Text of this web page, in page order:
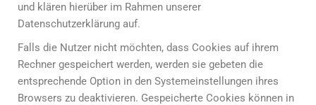
und klären hierüber im Rahmen unserer
Datenschutzerklärung auf.
Falls die Nutzer nicht möchten, dass Cookies auf ihrem
Rechner gespeichert werden, werden sie gebeten die
entsprechende Option in den Systemeinstellungen ihres
Browsers zu deaktivieren. Gespeicherte Cookies können in